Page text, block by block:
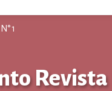
1
Revista